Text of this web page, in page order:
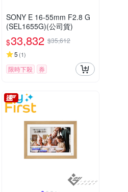
SONY E 16-55mm F2.8 G
(SEL1655G)(公司貨)
$33,832 $35,612
5 (1)
限時下殺 券